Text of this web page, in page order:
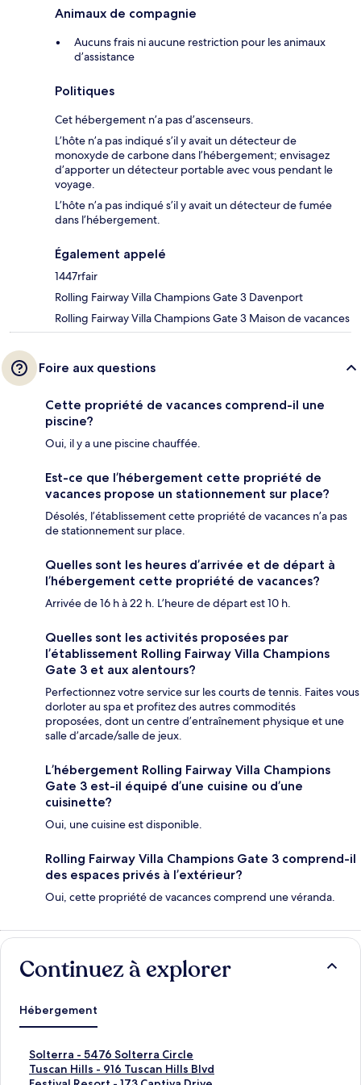
Animaux de compagnie
Aucuns frais ni aucune restriction pour les animaux
d’assistance
Politiques
Cet hébergement n’a pas d’ascenseurs.
L’hôte n’a pas indiqué s’il y avait un détecteur de
monoxyde de carbone dans l’hébergement; envisagez
d’apporter un détecteur portable avec vous pendant le
voyage.
L’hôte n’a pas indiqué s’il y avait un détecteur de fumée
dans l’hébergement.
Également appelé
1447rfair
Rolling Fairway Villa Champions Gate 3 Davenport
Rolling Fairway Villa Champions Gate 3 Maison de vacances
Foire aux questions
Cette propriété de vacances comprend-il une
piscine?
Oui, il y a une piscine chauffée.
Est-ce que l’hébergement cette propriété de
vacances propose un stationnement sur place?
Désolés, l’établissement cette propriété de vacances n’a pas
de stationnement sur place.
Quelles sont les heures d’arrivée et de départ à
l’hébergement cette propriété de vacances?
Arrivée de 16 h à 22 h. L’heure de départ est 10 h.
Quelles sont les activités proposées par
l’établissement Rolling Fairway Villa Champions
Gate 3 et aux alentours?
Perfectionnez votre service sur les courts de tennis. Faites vous
dorloter au spa et profitez des autres commodités
proposées, dont un centre d’entraînement physique et une
salle d’arcade/salle de jeux.
L’hébergement Rolling Fairway Villa Champions
Gate 3 est-il équipé d’une cuisine ou d’une
cuisinette?
Oui, une cuisine est disponible.
Rolling Fairway Villa Champions Gate 3 comprend-il
des espaces privés à l’extérieur?
Oui, cette propriété de vacances comprend une véranda.
Continuez à explorer
Hébergement
Solterra - 5476 Solterra Circle
S
o
Tuscan Hills - 916 Tuscan Hills Blvd
T